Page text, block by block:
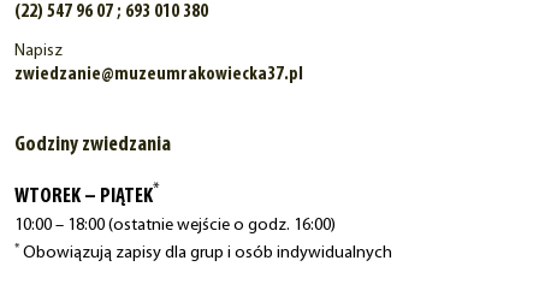
(22) 547 96 07 ; 693 010 380
Napisz
zwiedzanie@muzeumrakowiecka37.pl
Godziny zwiedzania
WTOREK – PIĄTEK*
10:00 – 18:00 (ostatnie wejście o godz. 16:00)
* Obowiązują zapisy dla grup i osób indywidualnych